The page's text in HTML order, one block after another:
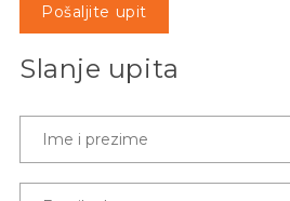
Pošaljite upit
Slanje upita